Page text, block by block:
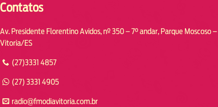
Contatos
Av. Presidente Florentino Avidos, nº 350 – 7° andar, Parque Moscoso –
Vitoria/ES
(27)3331 4857
(27) 3331 4905
radio@fmodiavitoria.com.br